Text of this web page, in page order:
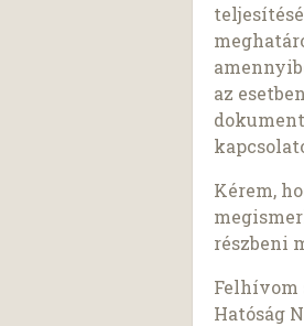
az
Kérem,
részbeni
Felhívom
Hatóság